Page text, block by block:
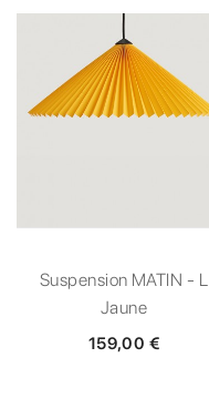
Suspension MATIN - L
Jaune
159,00 €